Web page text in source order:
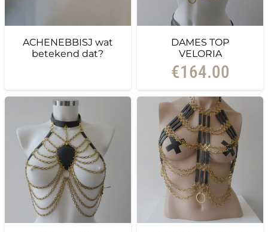
ACHENEBBISJ wat
betekend dat?
DAMES TOP
VELORIA
€164.00